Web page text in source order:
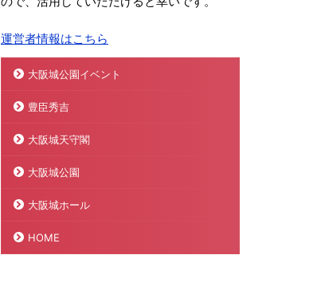
運営者情報はこちら
大阪城公園イベント
豊臣秀吉
大阪城天守閣
大阪城公園
大阪城ホール
HOME